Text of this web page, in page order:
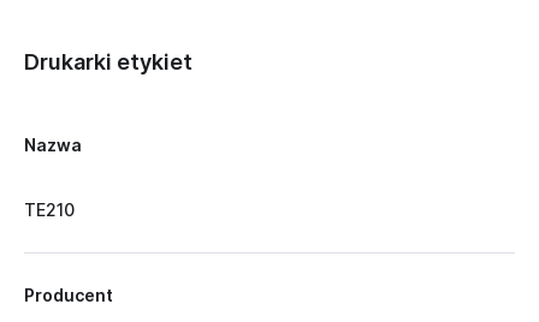
Drukarki etykiet
Nazwa
TE210
Producent